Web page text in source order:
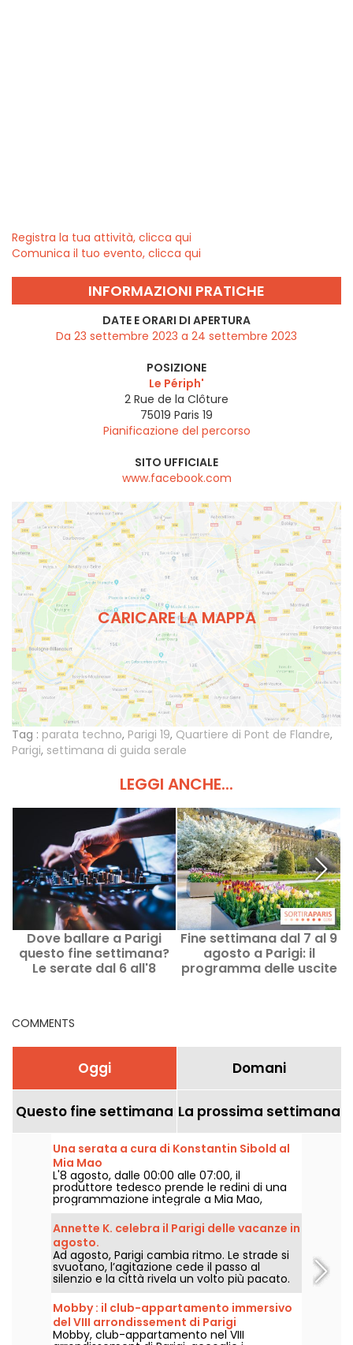
Registra la tua attività, clicca qui
Comunica il tuo evento, clicca qui
INFORMAZIONI PRATICHE
DATE E ORARI DI APERTURA
Da 23 settembre 2023 a 24 settembre 2023
POSIZIONE
Le Périph'
2 Rue de la Clôture
75019 Paris 19
Pianificazione del percorso
SITO UFFICIALE
www.facebook.com
CARICARE LA MAPPA
Tag : parata techno, Parigi 19, Quartiere di Pont de Flandre,
Parigi, settimana di guida serale
LEGGI ANCHE...
Dove ballare a Parigi
questo fine settimana?
Le serate dal 6 all'8
Fine settimana dal 7 al 9
agosto a Parigi: il
programma delle uscite
COMMENTS
Oggi Domani
Questo fine settimana La prossima settimana
Una serata a cura di Konstantin Sibold al
Mia Mao
L'8 agosto, dalle 00:00 alle 07:00, il
produttore tedesco prende le redini di una
programmazione integrale a Mia Mao,
circondato da Hardt Antoine e EG, per una
serata che attraversa la house melodica, la
techno e i loro confini sonori.
Annette K. celebra il Parigi delle vacanze in
agosto.
Ad agosto, Parigi cambia ritmo. Le strade si
svuotano, l’agitazione cede il passo al
silenzio e la città rivela un volto più pacato.
Da Annette K., si approfitta di questa
parentesi unica per prolungare lo spirito
delle vacanze, i piedi quasi sull’acqua, prima
del rientro a scuola.
Mobby : il club-appartamento immersivo
del VIII arrondissement di Parigi
Mobby, club-appartamento nel VIII